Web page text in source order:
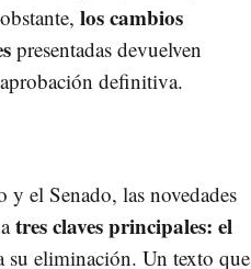
los cambios
presentadas devuelven
definitiva.
el Senado, las novedades
tres claves principales: el
su eliminación. Un texto que